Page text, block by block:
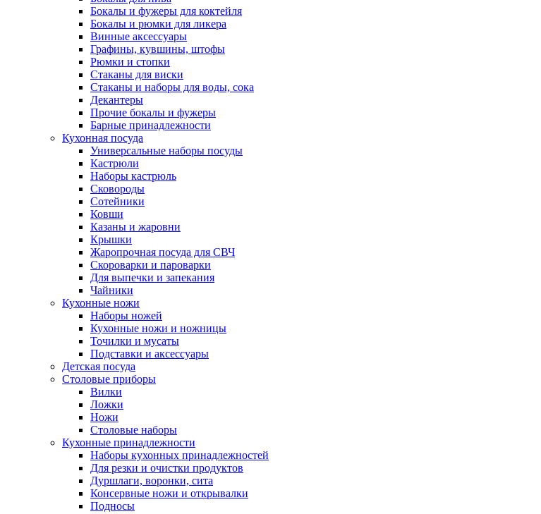
Бокалы и фужеры для коктейля
Бокалы и рюмки для ликера
Винные аксессуары
Графины, кувшины, штофы
Рюмки и стопки
Стаканы для виски
Стаканы и наборы для воды, сока
Декантеры
Прочие бокалы и фужеры
Барные принадлежности
Кухонная посуда
Универсальные наборы посуды
Кастрюли
Наборы кастрюль
Сковороды
Сотейники
Ковши
Казаны и жаровни
Крышки
Жаропрочная посуда для СВЧ
Скороварки и пароварки
Для выпечки и запекания
Чайники
Кухонные ножи
Наборы ножей
Кухонные ножи и ножницы
Точилки и мусаты
Подставки и аксессуары
Детская посуда
Столовые приборы
Вилки
Ложки
Ножи
Столовые наборы
Кухонные принадлежности
Наборы кухонных принадлежностей
Для резки и очистки продуктов
Дуршлаги, воронки, сита
Консервные ножи и открывалки
Подносы